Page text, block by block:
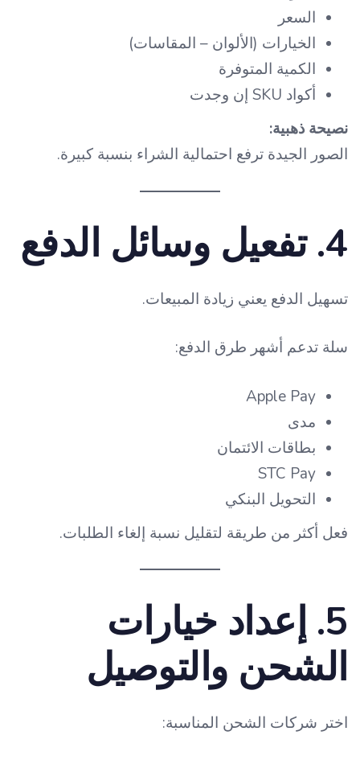
السعر
الخيارات (الألوان – المقاسات)
الكمية المتوفرة
أكواد SKU إن وجدت
نصيحة ذهبية:
الصور الجيدة ترفع احتمالية الشراء بنسبة كبيرة.
4. تفعيل وسائل الدفع
تسهيل الدفع يعني زيادة المبيعات.
سلة تدعم أشهر طرق الدفع:
Apple Pay
مدى
بطاقات الائتمان
STC Pay
التحويل البنكي
فعل أكثر من طريقة لتقليل نسبة إلغاء الطلبات.
5. إعداد خيارات
الشحن والتوصيل
اختر شركات الشحن المناسبة: